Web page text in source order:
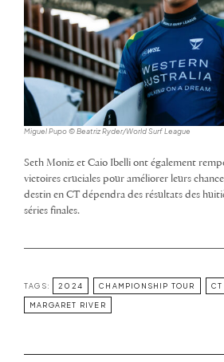
Miguel Pupo © Beatriz Ryder/World Surf League
Seth Moniz et Caio Ibelli ont également
victoires cruciales pour améliorer leurs
destin en CT dépendra des résultats des
séries finales.
TAGS: 2024 CHAMPIONSHIP TOUR CT
MARGARET RIVER